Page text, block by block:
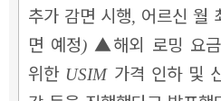
추가 감면 시행, 어르신 월
면 예정)▲해외 로밍 요
위한 USIM 가격 인하 및